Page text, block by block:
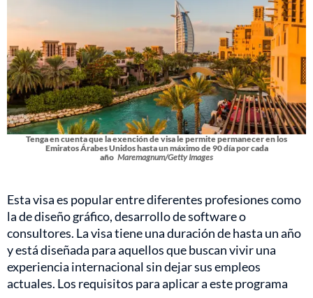
Tenga en cuenta que la exención de visa le permite permanecer en los
Emiratos Árabes Unidos hasta un máximo de 90 día por cada
año Maremagnum/Getty Images
Esta visa es popular entre diferentes profesiones como
la de diseño gráfico, desarrollo de software o
consultores. La visa tiene una duración de hasta un año
y está diseñada para aquellos que buscan vivir una
experiencia internacional sin dejar sus empleos
actuales. Los requisitos para aplicar a este programa